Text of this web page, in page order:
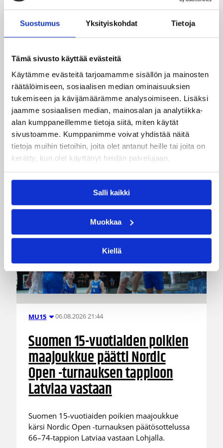
Suostumus Yksityiskohdat Tietoja
Tämä sivusto käyttää evästeitä
Käytämme evästeitä tarjoamamme sisällön ja mainosten
räätälöimiseen, sosiaalisen median ominaisuuksien
tukemiseen ja kävijämäärämme analysoimiseen. Lisäksi
jaamme sosiaalisen median, mainosalan ja analytiikka-
alan kumppaneillemme tietoja siitä, miten käytät
sivustoamme. Kumppanimme voivat yhdistää näitä
tietoja muihin tietoihin, joita olet antanut heille tai joita on
kerätty, kun olet käyttänyt heidän palvelujaan.
Salli kaikki
Muokkaa
Kiellä
Tukholmassa –
harvinaislaatuinen voitto
Liettuasta
Liettuasta Tukholmassa pelatussa maaottelussa.
Susiladies voitti vakuuttavasti Liettuan 81-70
(48-36) Elina Aarnisalon 22 pisteen
johdattamana. Suomi pelaa Tukholmassa vielä
toisen ottelun, kun huomenna vastaan tulee
Ruotsi.
MU15 06.08.2026 21:44
Suomen 15-vuotiaiden poikien
maajoukkue päätti Nordic
Open -turnauksen tappioon
Latviaa vastaan
Suomen 15-vuotiaiden poikien maajoukkue
kärsi Nordic Open -turnauksen päätösottelussa
66–74-tappion Latviaa vastaan Lohjalla.